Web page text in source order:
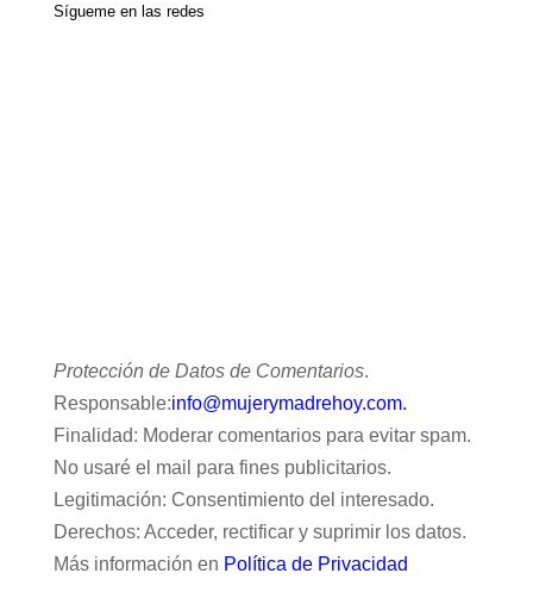
Sígueme en las redes
Protección de Datos de Comentarios.
Responsable:info@mujerymadrehoy.com.
Finalidad: Moderar comentarios para evitar spam.
No usaré el mail para fines publicitarios.
Legitimación: Consentimiento del interesado.
Derechos: Acceder, rectificar y suprimir los datos.
Más información en Política de Privacidad